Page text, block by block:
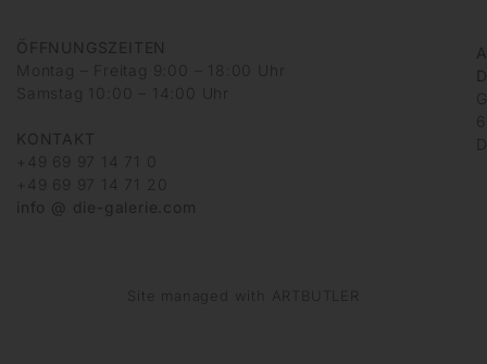
ÖFFNUNGSZEITEN
Montag – Freitag 9:00 – 18:00 Uhr
Samstag 10:00 – 14:00 Uhr
KONTAKT
+49 69 97 14 71 0
+49 69 97 14 71 20
info @ die-galerie.com
Site managed with ARTBUTLER